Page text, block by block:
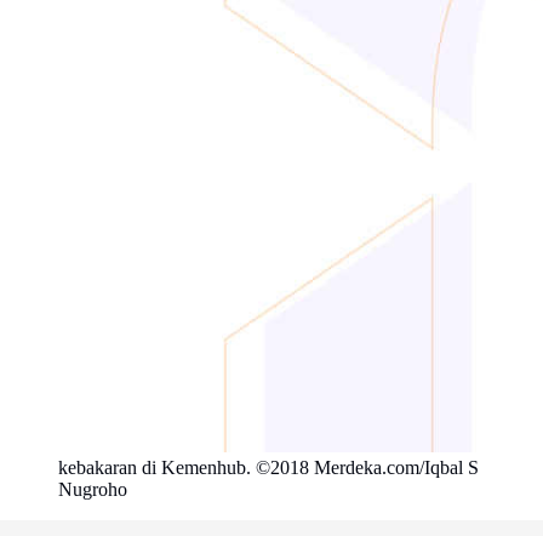
kebakaran di Kemenhub. ©2018 Merdeka.com/Iqbal S
Nugroho